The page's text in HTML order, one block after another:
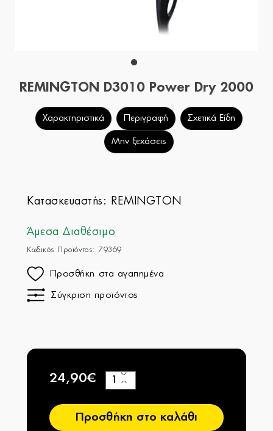
REMINGTON D3010 Power Dry 2000
Χαρακτηριστικά Περιγραφή Σχετικά Είδη
Μην ξεχάσεις
Κατασκευαστής: REMINGTON
Άμεσα Διαθέσιμο
Κωδικός Προϊόντος: 79369
Προσθήκη στα αγαπημένα
Σύγκριση προϊόντος
24,90€
−
+
Προσθήκη στο καλάθι